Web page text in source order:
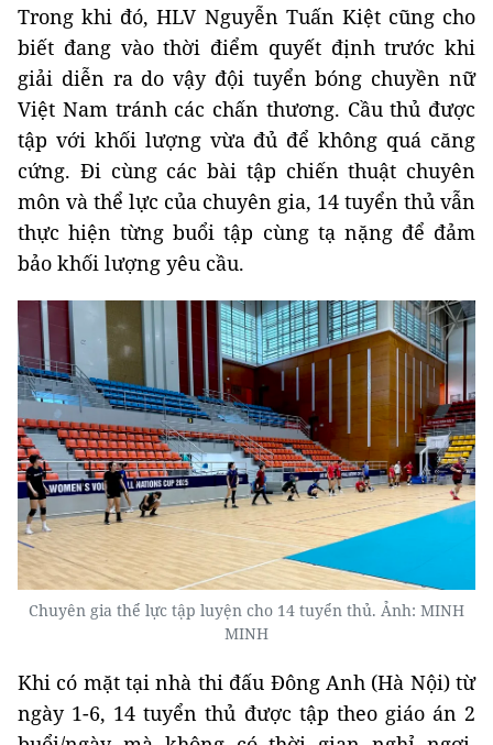
Trong khi đó, HLV Nguyễn Tuấn Kiệt cũng cho
biết đang vào thời điểm quyết định trước khi
giải diễn ra do vậy đội tuyển bóng chuyền nữ
Việt Nam tránh các chấn thương. Cầu thủ được
tập với khối lượng vừa đủ để không quá căng
cứng. Đi cùng các bài tập chiến thuật chuyên
môn và thể lực của chuyên gia, 14 tuyển thủ vẫn
thực hiện từng buổi tập cùng tạ nặng để đảm
bảo khối lượng yêu cầu.
Chuyên gia thể lực tập luyện cho 14 tuyển thủ. Ảnh: MINH
MINH
Khi có mặt tại nhà thi đấu Đông Anh (Hà Nội) từ
ngày 1-6, 14 tuyển thủ được tập theo giáo án 2